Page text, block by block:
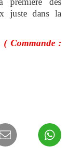
juste dans la
( Commande :